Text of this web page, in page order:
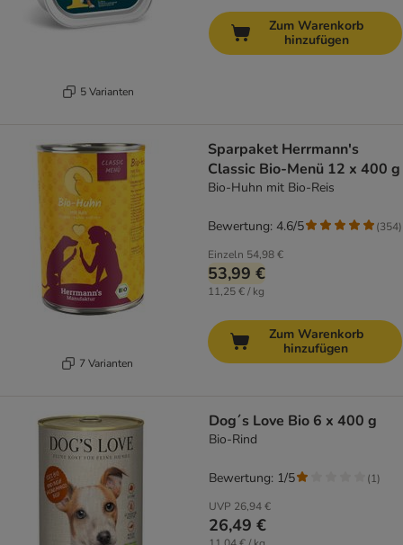
5 Varianten
Zum Warenkorb
hinzufügen
7 Varianten
Sparpaket Herrmann's
Classic Bio-Menü 12 x 400 g
Bio-Huhn mit Bio-Reis
Einzeln 54,98 €
53,99 €
11,25 € / kg
Bewertung: 4.6/5 (354)
Zum Warenkorb
hinzufügen
Dog´s Love Bio 6 x 400 g
Bio-Rind
UVP 26,94 €
26,49 €
Bewertung: 1/5 (1)